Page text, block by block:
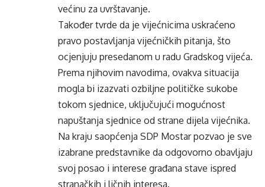
većinu za uvrštavanje.
Također tvrde da je vijećnicima uskraćeno
pravo postavljanja vijećničkih pitanja, što
ocjenjuju presedanom u radu Gradskog vijeća.
Prema njihovim navodima, ovakva situacija
mogla bi izazvati ozbiljne političke sukobe
tokom sjednice, uključujući mogućnost
napuštanja sjednice od strane dijela vijećnika.
Na kraju saopćenja SDP Mostar pozvao je sve
izabrane predstavnike da odgovorno obavljaju
svoj posao i interese građana stave ispred
stranačkih i ličnih interesa.